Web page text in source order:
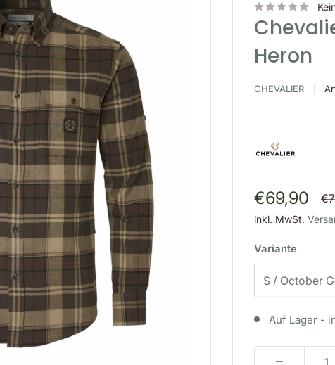
Heron
CHEVALIER
€69,90
inkl. MwSt.
Variante
Auf Lager -